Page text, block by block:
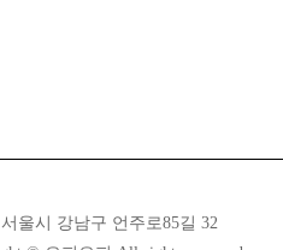
울시 강남구 언주로85길 32